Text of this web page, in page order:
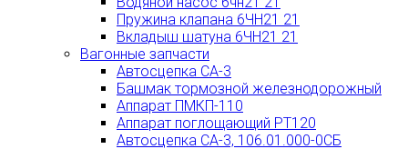
Пружина клапана 6ЧН21 21
Вкладыш шатуна 6ЧН21 21
Вагонные запчасти
Автосцепка СА-3
Башмак тормозной железнодорожный
Аппарат ПМКП-110
Аппарат поглощающий РТ120
Автосцепка СА-3, 106.01.000-0СБ